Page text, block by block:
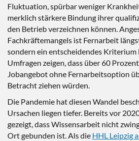
Fluktuation, spürbar weniger
merklich stärkere Bindung ihrer
den Betrieb verzeichnen können.
Fachkräftemangels ist Fernarbeit
sondern ein entscheidendes Kriterium
Umfragen zeigen, dass über 60
Jobangebot ohne Fernarbeitsoption
Betracht ziehen würden.
Die Pandemie hat diesen Wandel
Ursachen liegen tiefer. Bereits vor
gezeigt, dass Wissensarbeit nicht
Ort gebunden ist. Als die HHL Leipzig